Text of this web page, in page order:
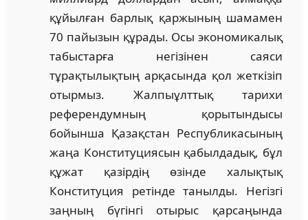
құйылған барлық қаржының шамамен
70 пайызын құрады. Осы экономикалық
табыстарға негізінен саяси
тұрақтылықтың арқасында қол жеткізіп
отырмыз. Жалпыұлттық тарихи
референдумның қорытындысы
бойынша Қазақстан Республикасының
жаңа Конституциясын қабылдадық, бұл
құжат қазірдің өзінде халықтық
Конституция ретінде танылды. Негізгі
заңның бүгінгі отырыс қарсаңында